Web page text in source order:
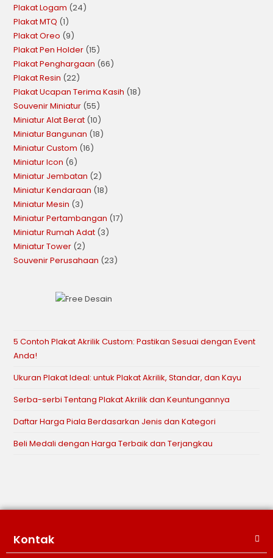
Plakat Logam 24
Plakat MTQ 1
Plakat Oreo 9
Plakat Pen Holder 15
Plakat Penghargaan 66
Plakat Resin 22
Plakat Ucapan Terima Kasih 18
Souvenir Miniatur 55
Miniatur Alat Berat 10
Miniatur Bangunan 18
Miniatur Custom 16
Miniatur Icon 6
Miniatur Jembatan 2
Miniatur Kendaraan 18
Miniatur Mesin 3
Miniatur Pertambangan 17
Miniatur Rumah Adat 3
Miniatur Tower 2
Souvenir Perusahaan 23
5 Contoh Plakat Akrilik Custom: Pastikan Sesuai dengan Event
Anda!
Ukuran Plakat Ideal: untuk Plakat Akrilik, Standar, dan Kayu
Serba-serbi Tentang Plakat Akrilik dan Keuntungannya
Daftar Harga Piala Berdasarkan Jenis dan Kategori
Beli Medali dengan Harga Terbaik dan Terjangkau
Kontak